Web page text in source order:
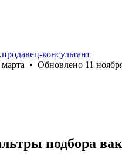
консультант
марта • Обновлено 11
подбора